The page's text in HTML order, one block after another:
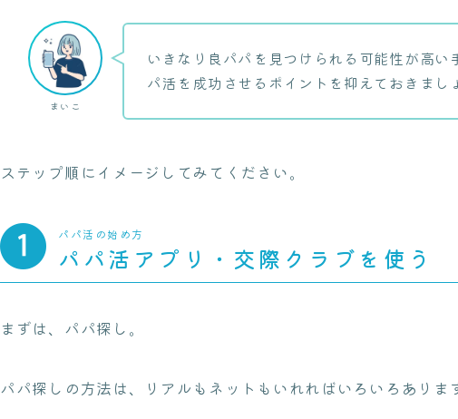
まいこ
いきなり良パパを見つけられる可能性が高い
パ活を成功させるポイントを抑えておきまし
ステップ順にイメージしてみてください。
パパ活の始め方
パパ活アプリ・交際クラブを使う
まずは、パパ探し。
パパ探しの方法は、リアルもネットもいれればいろいろありま